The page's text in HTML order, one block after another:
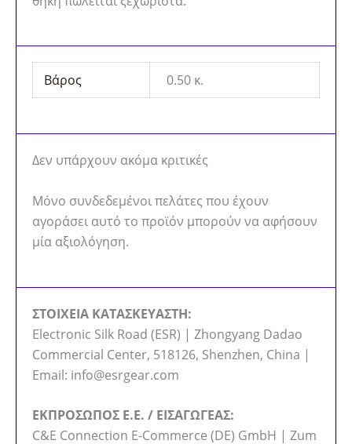
Βάρος 0.50 κ.
Δεν υπάρχουν ακόμα κριτικές
Μόνο συνδεδεμένοι πελάτες που έχουν
αγοράσει αυτό το προϊόν μπορούν να αφήσουν
μία αξιολόγηση.
ΣΤΟΙΧΕΙΑ ΚΑΤΑΣΚΕΥΑΣΤΗ:
Electronic Silk Road (ESR) | Zhongyang Dadao
Commercial Center, 518126, Shenzhen, China |
Email: info@esrgear.com
ΕΚΠΡΟΣΩΠΟΣ Ε.Ε. / ΕΙΣΑΓΩΓΕΑΣ:
C&E Connection E-Commerce (DE) GmbH | Zum